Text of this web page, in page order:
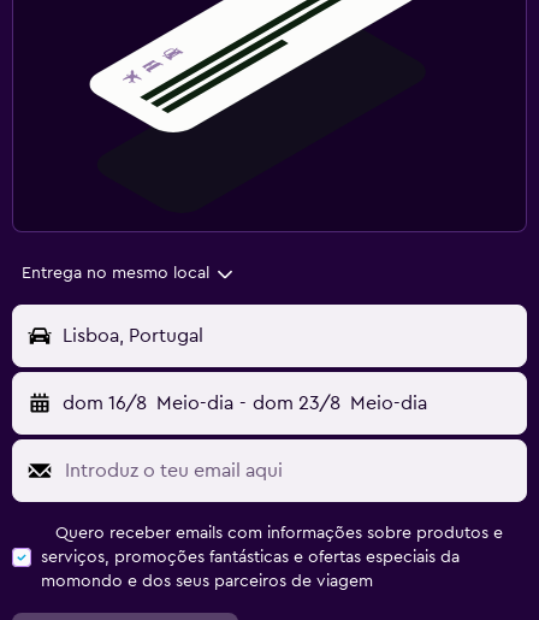
Entrega no mesmo local
Lisboa, Portugal
dom 16/8 Meio-dia - dom 23/8 Meio-dia
Quero receber emails com informações sobre produtos e
serviços, promoções fantásticas e ofertas especiais da
momondo e dos seus parceiros de viagem